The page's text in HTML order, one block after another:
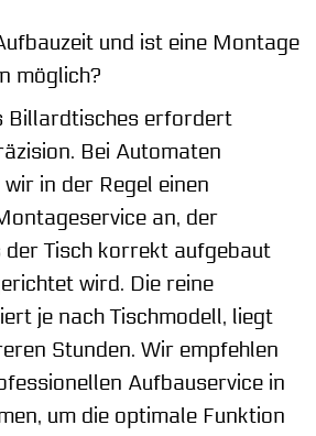
und ist eine Montage
möglich?
Billardtisches erfordert
Bei Automaten
in der Regel einen
an, der
Tisch korrekt aufgebaut
wird. Die reine
je nach Tischmodell, liegt
Stunden. Wir empfehlen
Aufbauservice in
um die optimale Funktion